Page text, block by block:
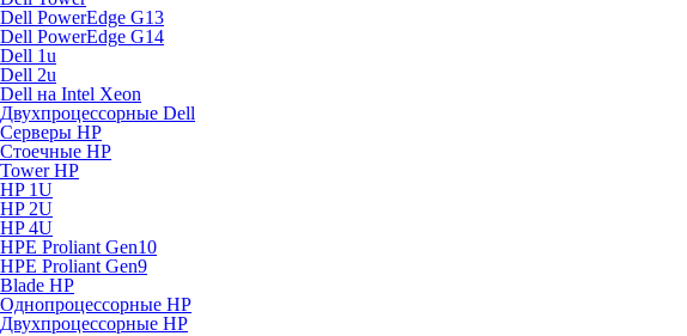
Dell PowerEdge G13
Dell PowerEdge G14
Dell 1u
Dell 2u
Dell на Intel Xeon
Двухпроцессорные Dell
Серверы HP
Стоечные HP
Tower HP
HP 1U
HP 2U
HP 4U
HPE Proliant Gen10
HPE Proliant Gen9
Blade HP
Однопроцессорные HP
Двухпроцессорные HP